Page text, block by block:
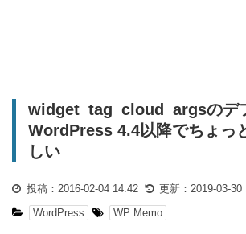
widget_tag_cloud_argsのデ
WordPress 4.4以降でちょっ
しい
投稿： 2016-02-04 14:42 更新： 2019-03-30
WordPress
WP Memo